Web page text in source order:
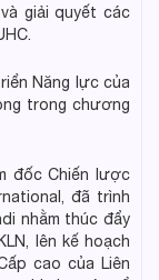
giải quyết các
Năng lực của
trong chương
đốc Chiến lược
đã trình
nhằm thúc đẩy
lên kế hoạch
cao của Liên